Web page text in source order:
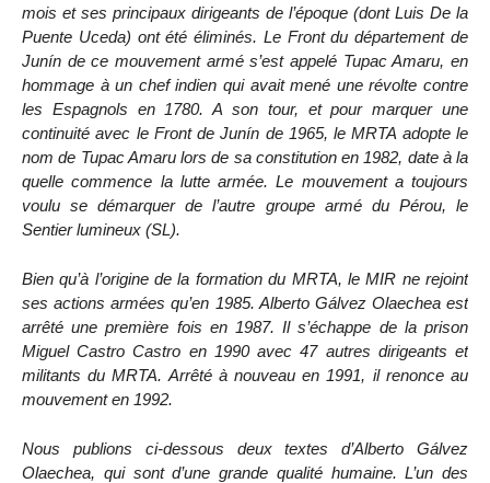
mois et ses principaux dirigeants de l’époque (dont Luis De la
Puente Uceda) ont été éliminés. Le Front du département de
Junín de ce mouvement armé s’est appelé Tupac Amaru, en
hommage à un chef indien qui avait mené une révolte contre
les Espagnols en 1780. A son tour, et pour marquer une
continuité avec le Front de Junín de 1965, le MRTA adopte le
nom de Tupac Amaru lors de sa constitution en 1982, date à la
quelle commence la lutte armée. Le mouvement a toujours
voulu se démarquer de l’autre groupe armé du Pérou, le
Sentier lumineux (SL).
Bien qu’à l’origine de la formation du MRTA, le MIR ne rejoint
ses actions armées qu’en 1985. Alberto Gálvez Olaechea est
arrêté une première fois en 1987. Il s’échappe de la prison
Miguel Castro Castro en 1990 avec 47 autres dirigeants et
militants du MRTA. Arrêté à nouveau en 1991, il renonce au
mouvement en 1992.
Nous publions ci-dessous deux textes d’Alberto Gálvez
Olaechea, qui sont d’une grande qualité humaine. L’un des